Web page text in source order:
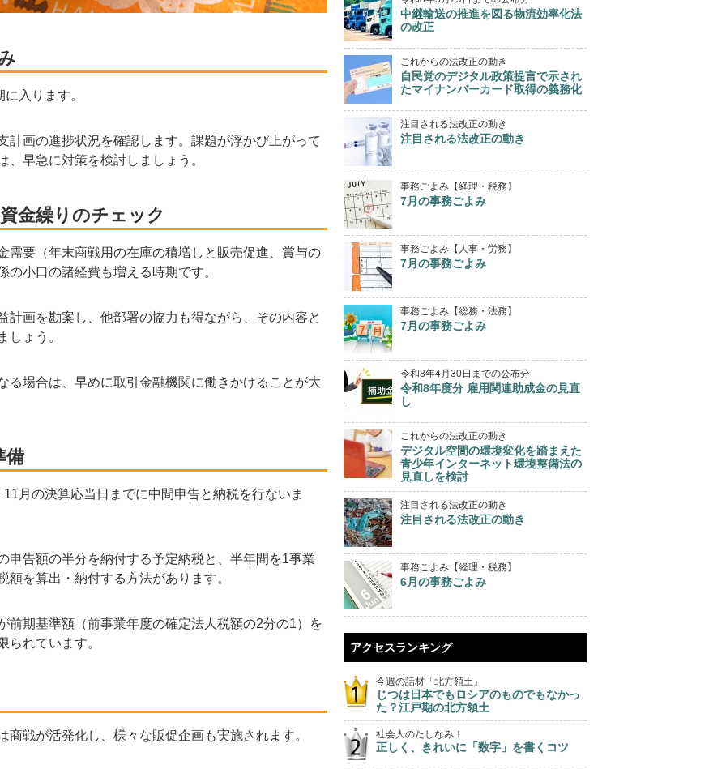
入ります。
画の進捗状況を確認します。課題が浮かび上がって
早急に対策を検討しましょう。
金繰りのチェック
要（年末商戦用の在庫の積増しと販売促進、賞与の
小口の諸経費も増える時期です。
画を勘案し、他部署の協力も得ながら、その内容と
しょう。
場合は、早めに取引金融機関に働きかけることが大
備
月の決算応当日までに中間申告と納税を行ないま
告額の半分を納付する予定納税と、半年間を1事業
を算出・納付する方法があります。
期基準額（前事業年度の確定法人税額の2分の1）を
られています。
戦が活発化し、様々な販促企画も実施されます。
中継輸送の推進を図る物流効率化法
の改正
これからの法改正の動き
自民党のデジタル政策提言で示され
たマイナンバーカード取得の義務化
注目される法改正の動き
注目される法改正の動き
事務ごよみ【経理・税務】
7月の事務ごよみ
事務ごよみ【人事・労務】
7月の事務ごよみ
事務ごよみ【総務・法務】
7月の事務ごよみ
令和8年4月30日までの公布分
令和8年度分 雇用関連助成金の見直
し
これからの法改正の動き
デジタル空間の環境変化を踏まえた
青少年インターネット環境整備法の
見直しを検討
注目される法改正の動き
注目される法改正の動き
事務ごよみ【経理・税務】
6月の事務ごよみ
アクセスランキング
今週の話材「北方領土」
じつは日本でもロシアのものでもなかっ
た？江戸期の北方領土
社会人のたしなみ！
正しく、きれいに「数字」を書くコツ